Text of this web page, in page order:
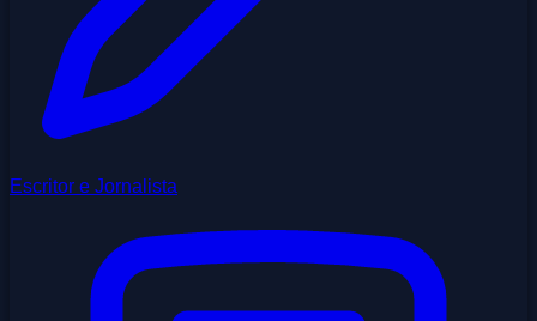
Escritor e Jornalista